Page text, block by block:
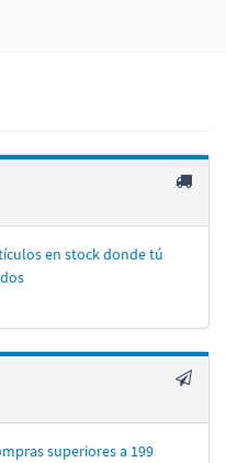
en stock donde tú
superiores a 199